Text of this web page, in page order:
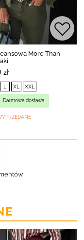
More Than
L XL XXL
Darmowa dostawa